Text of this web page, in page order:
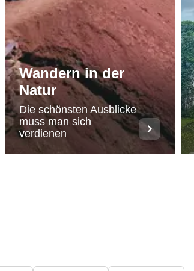
Wandern in der
Natur
Die schönsten Ausblicke
muss man sich
verdienen